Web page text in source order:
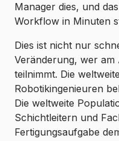
Manager dies, und
Workflow in Minuten
Dies ist nicht nur
Veränderung, wer am
teilnimmt. Die
Robotikingenieuren
Die weltweite
Schichtleitern und
Fertigungsaufgabe